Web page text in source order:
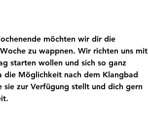
möchten wir dir die
zu wappnen. Wir richten uns mit
starten wollen und sich so ganz
die Möglichkeit nach dem Klangbad
sie zur Verfügung stellt und dich gern